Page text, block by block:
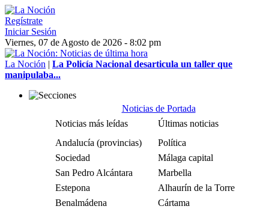
Regístrate
Iniciar Sesión
Viernes, 07 de Agosto de 2026 - 8:02 pm
La Noción | La Policía Nacional desarticula un taller que
manipulaba...
Noticias de Portada
Noticias más leídas
Últimas noticias
Andalucía (provincias)
Política
Sociedad
Málaga capital
San Pedro Alcántara
Marbella
Estepona
Alhaurín de la Torre
Benalmádena
Cártama